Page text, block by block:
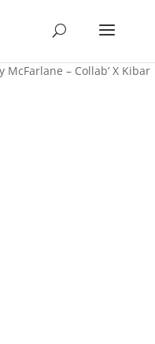
McFarlane – Collab’ X Kibar